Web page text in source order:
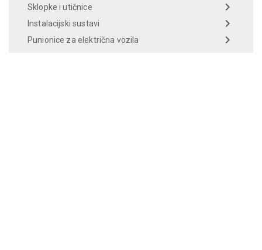
Sklopke i utičnice
Instalacijski sustavi
Punionice za električna vozila